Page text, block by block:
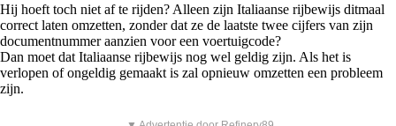
Hij hoeft toch niet af te rijden? Alleen zijn Italiaanse rijbewijs ditmaal
correct laten omzetten, zonder dat ze de laatste twee cijfers van zijn
documentnummer aanzien voor een voertuigcode?
Dan moet dat Italiaanse rijbewijs nog wel geldig zijn. Als het is
verlopen of ongeldig gemaakt is zal opnieuw omzetten een probleem
zijn.